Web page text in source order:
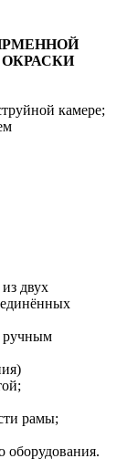
камере;
двух
ручным
рамы;
оборудования.